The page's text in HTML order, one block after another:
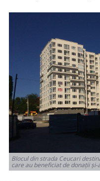
Blocul din strada Ceucari
care au beneficiat de donații